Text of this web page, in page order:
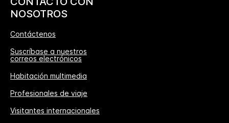
NOSOTROS
Contáctenos
Suscríbase a nuestros
correos electrónicos
Habitación multimedia
Profesionales de viaje
Visitantes internacionales